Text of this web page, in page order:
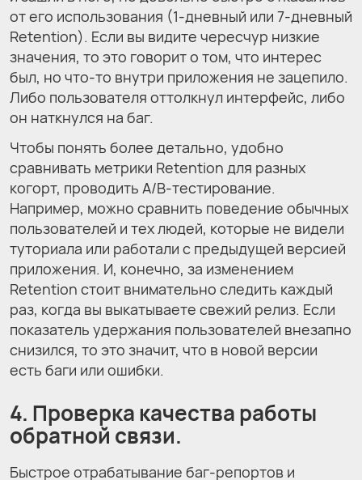
от его использования (1-дневный или 7-дневный
Retention). Если вы видите чересчур низкие
значения, то это говорит о том, что интерес
был, но что-то внутри приложения не зацепило.
Либо пользователя оттолкнул интерфейс, либо
он наткнулся на баг.
Чтобы понять более детально, удобно
сравнивать метрики Retention для разных
когорт, проводить A/B-тестирование.
Например, можно сравнить поведение обычных
пользователей и тех людей, которые не видели
туториала или работали с предыдущей версией
приложения. И, конечно, за изменением
Retention стоит внимательно следить каждый
раз, когда вы выкатываете свежий релиз. Если
показатель удержания пользователей внезапно
снизился, то это значит, что в новой версии
есть баги или ошибки.
4. Проверка качества работы
обратной связи.
Быстрое отрабатывание баг-репортов и